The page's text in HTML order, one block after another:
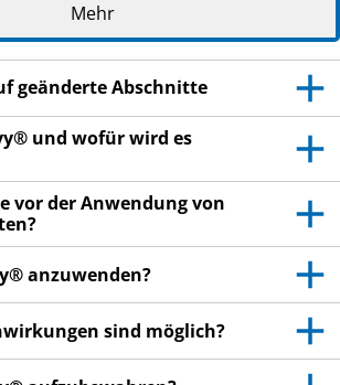
unterliegt einer zusätzlichen
Erkenntnisse über die
dabei helfen, indem Sie jede
melden. Hinweise zur
siehe Ende Abschnitt
Packungsbeilage sorgfältig
mit der Anwendung dieses
denn sie enthält wichtige
Mehr
geänderte Abschnitte
und wofür wird es
vor der Anwendung von
anzuwenden?
sind möglich?